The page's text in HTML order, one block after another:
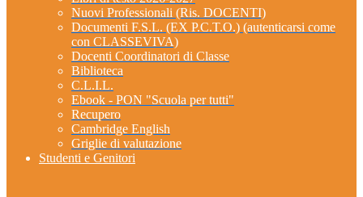
Nuovi Professionali (Ris. DOCENTI)
Documenti F.S.L. (EX P.C.T.O.) (autenticarsi come
con CLASSEVIVA)
Docenti Coordinatori di Classe
Biblioteca
C.L.I.L.
Ebook - PON "Scuola per tutti"
Recupero
Cambridge English
Griglie di valutazione
Studenti e Genitori